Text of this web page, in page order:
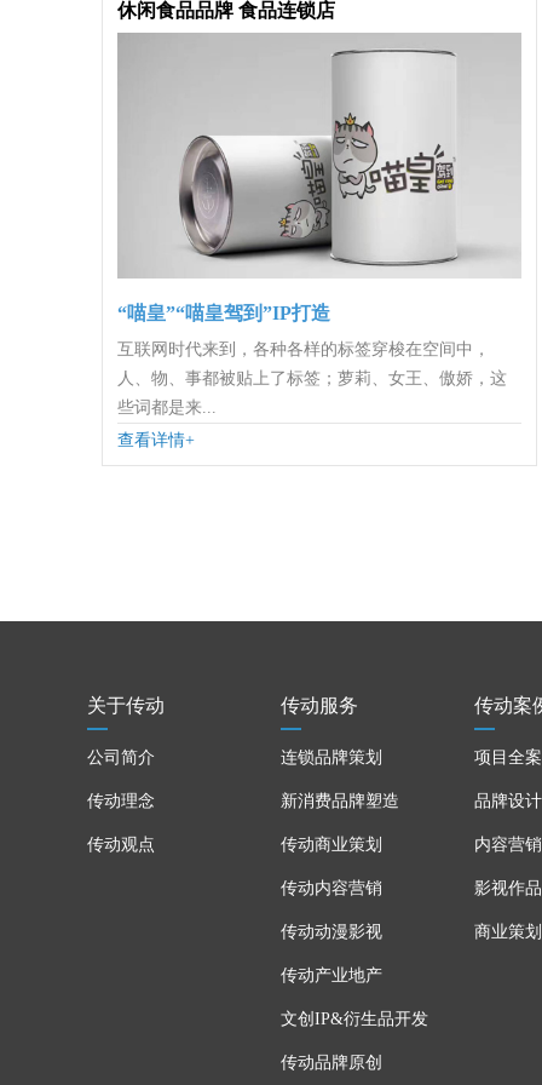
休闲食品品牌 食品连锁店
“喵皇”“喵皇驾到”IP打造
互联网时代来到，各种各样的标签穿梭在空间中，
人、物、事都被贴上了标签；萝莉、女王、傲娇，这
些词都是来...
查看详情+
关于传动
公司简介
传动理念
传动观点
传动服务
连锁品牌策划
新消费品牌塑造
传动商业策划
传动内容营销
传动动漫影视
传动产业地产
文创IP&衍生品开发
传动品牌原创
传动案
项目全案
品牌设计
内容营销
影视作品
商业策划